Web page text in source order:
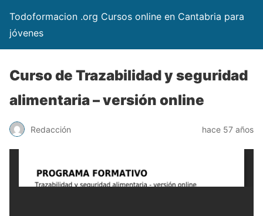
Todoformacion .org Cursos online en Cantabria para
jóvenes
Curso de Trazabilidad y seguridad
alimentaria – versión online
Redacción hace 57 años